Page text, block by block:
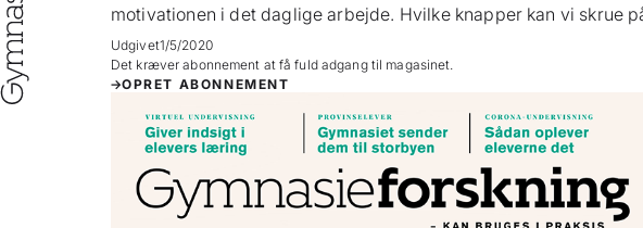
motivationen i det daglige arbejde. Hvilke knapper kan vi skrue
Udgivet1/5/2020
Det kræver abonnement at få fuld adgang til magasinet.
OPRET ABONNEMENT